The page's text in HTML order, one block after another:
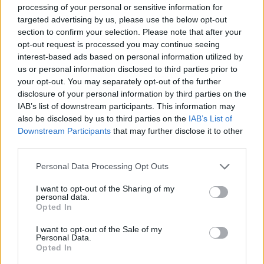
processing of your personal or sensitive information for
targeted advertising by us, please use the below opt-out
section to confirm your selection. Please note that after your
opt-out request is processed you may continue seeing
interest-based ads based on personal information utilized by
us or personal information disclosed to third parties prior to
your opt-out. You may separately opt-out of the further
disclosure of your personal information by third parties on the
IAB’s list of downstream participants. This information may
also be disclosed by us to third parties on the IAB’s List of
Downstream Participants that may further disclose it to other
Please note that this website/app uses one or more Google
not limited to your visit or usage behaviour. You may click to
grant or deny consent to Google and its third-party tags to
use your data for below specified purposes in below Google
consent section.
Personal Data Processing Opt Outs
I want to opt-out of the Sharing of my
personal data.
Opted In
I want to opt-out of the Sale of my
Personal Data.
Opted In